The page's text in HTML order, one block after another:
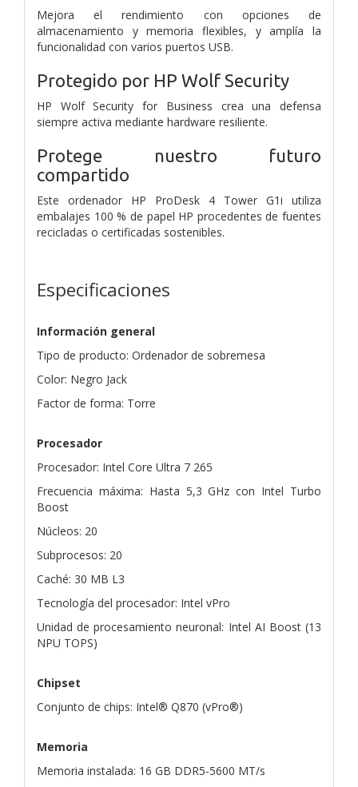
Mejora el rendimiento con opciones de
almacenamiento y memoria flexibles, y amplía la
funcionalidad con varios puertos USB.
Protegido por HP Wolf Security
HP Wolf Security for Business crea una defensa
siempre activa mediante hardware resiliente.
Protege nuestro futuro
compartido
Este ordenador HP ProDesk 4 Tower G1i utiliza
embalajes 100 % de papel HP procedentes de fuentes
recicladas o certificadas sostenibles.
Especificaciones
Información general
Tipo de producto: Ordenador de sobremesa
Color: Negro Jack
Factor de forma: Torre
Procesador
Procesador: Intel Core Ultra 7 265
Frecuencia máxima: Hasta 5,3 GHz con Intel Turbo
Boost
Núcleos: 20
Subprocesos: 20
Caché: 30 MB L3
Tecnología del procesador: Intel vPro
Unidad de procesamiento neuronal: Intel AI Boost (13
NPU TOPS)
Chipset
Conjunto de chips: Intel® Q870 (vPro®)
Memoria
Memoria instalada: 16 GB DDR5-5600 MT/s